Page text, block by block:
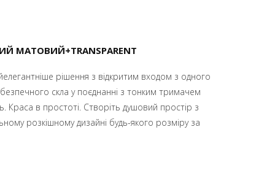
МАТОВИЙ+TRANSPARENT
рішення з відкритим входом з одного
скла у поєднанні з тонким тримачем
Краса в простоті. Створіть душовий простір з
розкішному дизайні будь-якого розміру за